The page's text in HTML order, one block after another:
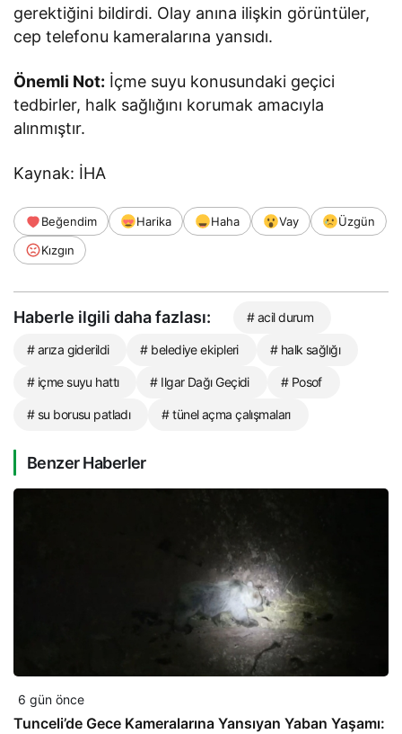
gerektiğini bildirdi. Olay anına ilişkin görüntüler,
cep telefonu kameralarına yansıdı.
Önemli Not: İçme suyu konusundaki geçici
tedbirler, halk sağlığını korumak amacıyla
alınmıştır.
Kaynak: İHA
Beğendim Harika Haha Vay
Üzgün
Kızgın
Haberle ilgili daha fazlası: # acil durum
# arıza giderildi # belediye ekipleri # halk sağlığı
# içme suyu hattı # Ilgar Dağı Geçidi # Posof
# su borusu patladı # tünel açma çalışmaları
Benzer Haberler
6 gün önce
Tunceli’de Gece Kameralarına Yansıyan Yaban Yaşamı: